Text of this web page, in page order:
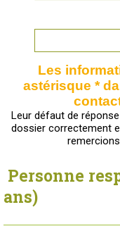
Les
astérisque *
Leur défaut de
dossier correctement
Personne
ans)